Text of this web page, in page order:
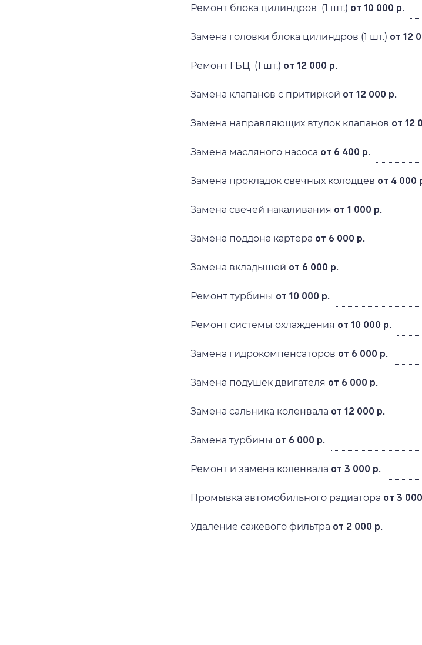
Ремонт блока цилиндров (1 шт.) от 10 000 р.
Замена головки блока цилиндров (1 шт.) от 12
Ремонт ГБЦ (1 шт.) от 12 000 р.
Замена клапанов с притиркой от 12 000 р.
Замена направляющих втулок клапанов от 12
Замена масляного насоса от 6 400 р.
Замена прокладок свечных колодцев от 4 000
Замена свечей накаливания от 1 000 р.
Замена поддона картера от 6 000 р.
Замена вкладышей от 6 000 р.
Ремонт турбины от 10 000 р.
Ремонт системы охлаждения от 10 000 р.
Замена гидрокомпенсаторов от 6 000 р.
Замена подушек двигателя от 6 000 р.
Замена сальника коленвала от 12 000 р.
Замена турбины от 6 000 р.
Ремонт и замена коленвала от 3 000 р.
Промывка автомобильного радиатора от 3
Удаление сажевого фильтра от 2 000 р.